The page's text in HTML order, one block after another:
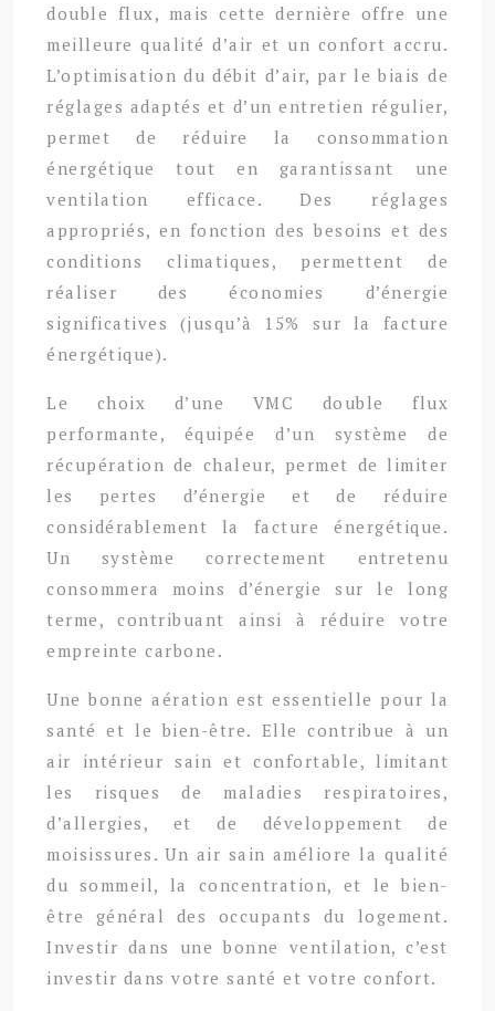
double flux, mais cette dernière offre une
meilleure qualité d’air et un confort accru.
L’optimisation du débit d’air, par le biais de
réglages adaptés et d’un entretien régulier,
permet de réduire la consommation
énergétique tout en garantissant une
ventilation efficace. Des réglages
appropriés, en fonction des besoins et des
conditions climatiques, permettent de
réaliser des économies d’énergie
significatives (jusqu’à 15% sur la facture
énergétique).
Le choix d’une VMC double flux
performante, équipée d’un système de
récupération de chaleur, permet de limiter
les pertes d’énergie et de réduire
considérablement la facture énergétique.
Un système correctement entretenu
consommera moins d’énergie sur le long
terme, contribuant ainsi à réduire votre
empreinte carbone.
Une bonne aération est essentielle pour la
santé et le bien-être. Elle contribue à un
air intérieur sain et confortable, limitant
les risques de maladies respiratoires,
d’allergies, et de développement de
moisissures. Un air sain améliore la qualité
du sommeil, la concentration, et le bien-
être général des occupants du logement.
Investir dans une bonne ventilation, c’est
investir dans votre santé et votre confort.